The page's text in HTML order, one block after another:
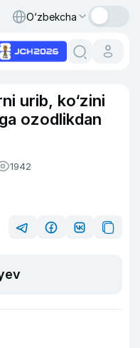
O‘zbekcha
urib, ko‘zini
ozodlikdan
1942